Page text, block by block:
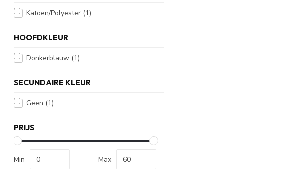
Katoen/Polyester (1)
HOOFDKLEUR
Donkerblauw (1)
SECUNDAIRE KLEUR
Geen (1)
PRIJS
Min Max